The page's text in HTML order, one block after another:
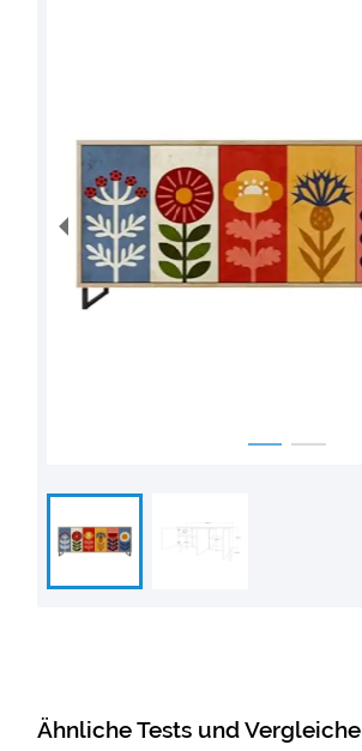
Ähnliche Tests und Vergleiche